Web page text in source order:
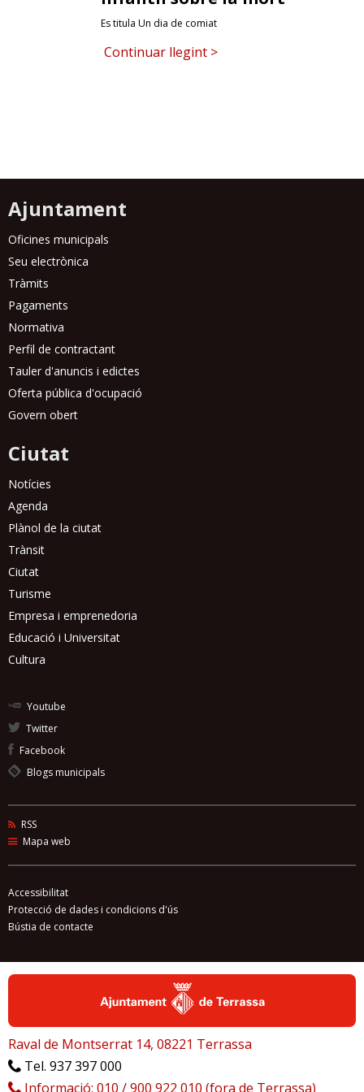
RESPONSABILITAT SOCIAL
Es titula Un dia de comiat
Continuar llegint >
Ajuntament
Oficines municipals
Seu electrònica
Tràmits
Pagaments
Normativa
Perfil de contractant
Tauler d'anuncis i edictes
Oferta pública d'ocupació
Govern obert
Ciutat
Notícies
Agenda
Plànol de la ciutat
Trànsit
Ciutat
Turisme
Empresa i emprenedoria
Educació i Universitat
Cultura
Youtube
Twitter
Facebook
Blogs municipals
RSS
Mapa web
Accessibilitat
Protecció de dades i condicions d'ús
Bústia de contacte
Raval de Montserrat 14, 08221 Terrassa
Tel. 937 397 000
Informació: 010 / 900 922 010 (fora de Terrassa)